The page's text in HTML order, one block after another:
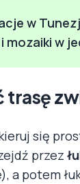
w
mozaiki w
trasę
się
przez
a potem